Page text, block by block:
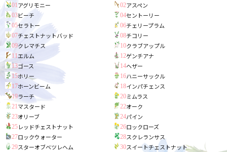
01 アグリモニー 02アスペン
03ビーチ 04セントーリー
05セラトー 06チェリープラム
07チェストナットバッド 08チコリー
09クレマチス 10クラブアップル
11エルム 12ゲンチアナ
13ゴース 14ヘザー
15ホリー 16ハニーサックル
17ホーンビーム 18インパチェンス
19ラーチ 20ミムラス
21 マスタード 22オーク
23オリーブ 24パイン
25 レッドチェストナット 26ロックローズ
27ロックウォーター 28スクレランサス
29スターオブベツレヘム 30スイートチェストナット